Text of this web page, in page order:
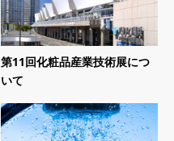
第11回化粧品産業技術展につ
いて